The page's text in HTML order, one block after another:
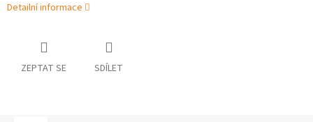
Detailní informace
ZEPTAT SE SDÍLET